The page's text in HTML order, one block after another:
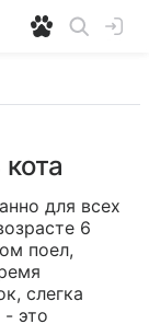
для всех
6
поел,
слегка
- это